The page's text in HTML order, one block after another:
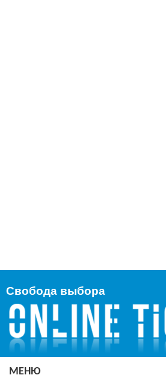
Свобода выбора
МЕНЮ